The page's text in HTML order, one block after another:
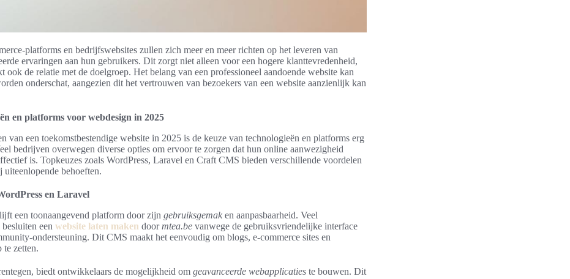
platforms en bedrijfswebsites zullen zich meer en meer richten op het leveren van
ervaringen aan hun gebruikers. Dit zorgt niet alleen voor een hogere klanttevredenheid,
ook de relatie met de doelgroep. Het belang van een professioneel aandoende website kan
onderschat, aangezien dit het vertrouwen van bezoekers van een website aanzienlijk kan
en platforms voor webdesign in 2025
van een toekomstbestendige website in 2025 is de keuze van technologieën en platforms erg
bedrijven overwegen diverse opties om ervoor te zorgen dat hun online aanwezigheid
is. Topkeuzes zoals WordPress, Laravel en Craft CMS bieden verschillende voordelen
uiteenlopende behoeften.
en Laravel
een toonaangevend platform door zijn gebruiksgemak en aanpasbaarheid. Veel
een website laten maken doormtea.be vanwege de gebruiksvriendelijke interface
ondersteuning. Dit CMS maakt het eenvoudig om blogs, e-commerce sites en
te zetten.
biedt ontwikkelaars de mogelijkheid om geavanceerde webapplicaties te bouwen. Dit